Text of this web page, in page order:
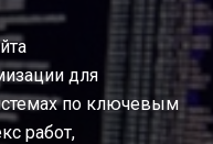
для
по ключевым
работ,